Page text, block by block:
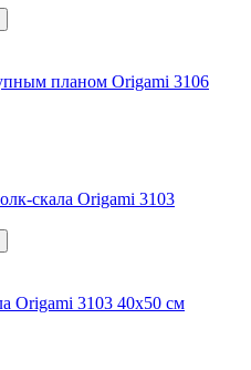
планом Origami 3106
Origami 3103 40x50 см